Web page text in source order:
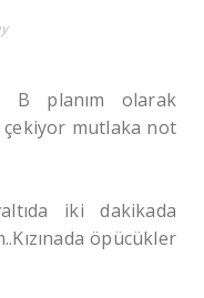
B planım olarak
mutlaka not
iki dakikada
öpücükler